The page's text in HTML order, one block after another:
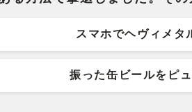
スマホでヘヴィメタ
振った缶ビールをピ